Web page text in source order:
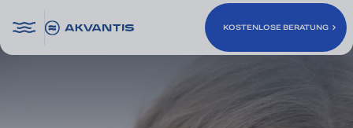
KOSTENLOSE BERATUNG
KOSTENLOSE BERATUNG